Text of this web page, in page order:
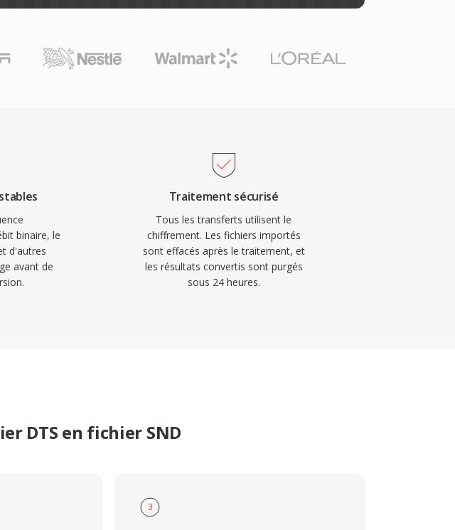
binaire, le
d'autres
avant de
Traitement sécurisé
Tous les transferts utilisent le
chiffrement. Les fichiers importés
sont effacés après le traitement, et
les résultats convertis sont purgés
sous 24 heures.
DTS en fichier SND
3